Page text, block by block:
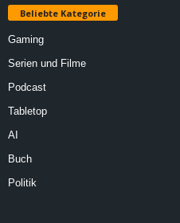
Beliebte Kategorie
Gaming
Serien und Filme
Podcast
Tabletop
AI
Buch
Politik